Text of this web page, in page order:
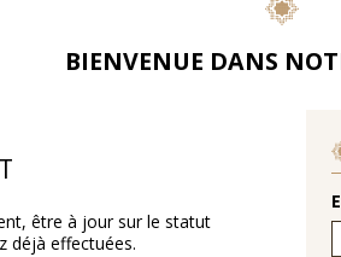
BIENVENUE DANS
être à jour sur le statut
déjà effectuées.